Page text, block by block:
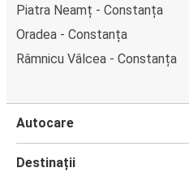
Piatra Neamț - Constanța
Oradea - Constanța
Râmnicu Vâlcea - Constanța
Autocare
Destinații